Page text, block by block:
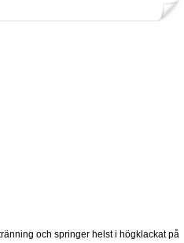
och springer helst i högklackat på